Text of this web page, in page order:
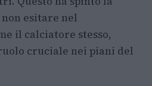
esitare nel
il calciatore stesso,
cruciale nei piani del